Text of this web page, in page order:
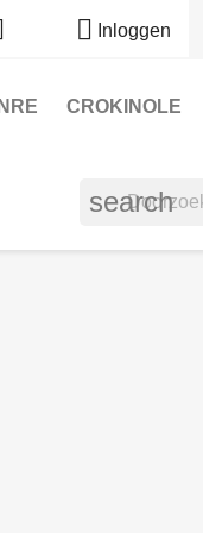
 Inloggen
CROKINOLE
search